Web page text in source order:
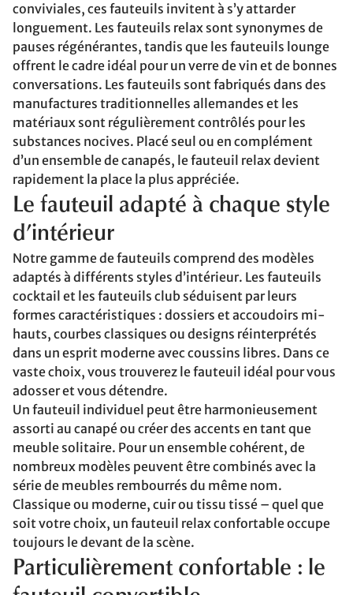
conviviales, ces fauteuils invitent à s’y attarder
longuement. Les fauteuils relax sont synonymes de
pauses régénérantes, tandis que les fauteuils lounge
offrent le cadre idéal pour un verre de vin et de bonnes
conversations. Les fauteuils sont fabriqués dans des
manufactures traditionnelles allemandes et les
matériaux sont régulièrement contrôlés pour les
substances nocives. Placé seul ou en complément
d’un ensemble de canapés, le fauteuil relax devient
rapidement la place la plus appréciée.
Le fauteuil adapté à chaque style
d’intérieur
Notre gamme de fauteuils comprend des modèles
adaptés à différents styles d’intérieur. Les fauteuils
cocktail et les fauteuils club séduisent par leurs
formes caractéristiques : dossiers et accoudoirs mi-
hauts, courbes classiques ou designs réinterprétés
dans un esprit moderne avec coussins libres. Dans ce
vaste choix, vous trouverez le fauteuil idéal pour vous
adosser et vous détendre.
Un fauteuil individuel peut être harmonieusement
assorti au canapé ou créer des accents en tant que
meuble solitaire. Pour un ensemble cohérent, de
nombreux modèles peuvent être combinés avec la
série de meubles rembourrés du même nom.
Classique ou moderne, cuir ou tissu tissé – quel que
soit votre choix, un fauteuil relax confortable occupe
toujours le devant de la scène.
Particulièrement confortable : le